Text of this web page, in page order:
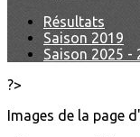
Résultats
Saison 2019
Saison 2025 -
?>
Images de la page